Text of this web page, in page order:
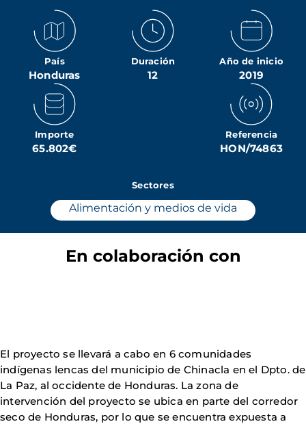
País
Honduras
Duración
12
Año de inicio
2019
Importe
65.802€
Referencia
HON/74863
Sectores
Alimentación y medios de vida
En colaboración con
El proyecto se llevará a cabo en 6 comunidades
indígenas lencas del municipio de Chinacla en el Dpto. de
La Paz, al occidente de Honduras. La zona de
intervención del proyecto se ubica en parte del corredor
seco de Honduras, por lo que se encuentra expuesta a